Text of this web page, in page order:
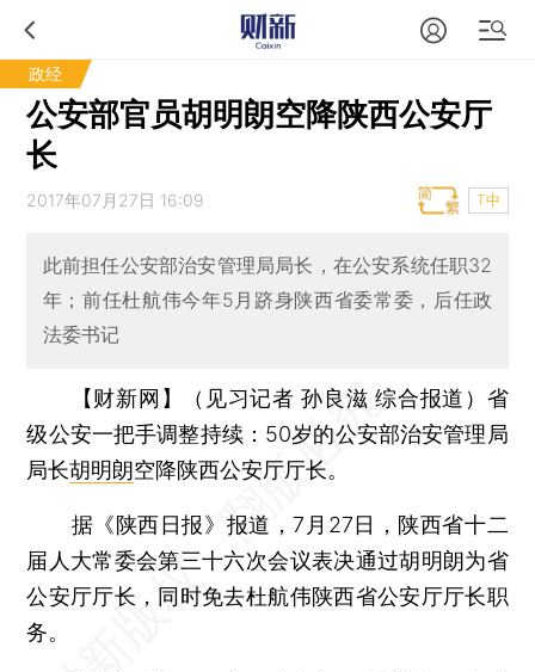
政经
公安部官员胡明朗空降陕西公安厅
长
2017年07月27日 16:09 T中
此前担任公安部治安管理局局长，在公安系统任职32
年；前任杜航伟今年5月跻身陕西省委常委，后任政
法委书记
【财新网】（见习记者 孙良滋 综合报道） 省
级公安一把手调整持续：50岁的公安部治安管理局
局长胡明朗空降陕西公安厅厅长。
据《陕西日报》报道，7月27日，陕西省十二
届人大常委会第三十六次会议表决通过胡明朗为省
公安厅厅长，同时免去杜航伟陕西省公安厅厅长职
务。